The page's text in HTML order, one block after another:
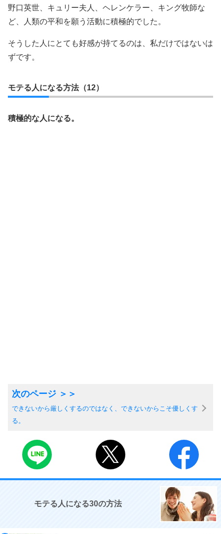
野口英世、キュリー夫人、ヘレンケラー、キング牧師な
ど、人類の平和を願う活動に積極的でした。
そうした人にとても好感が持てるのは、私だけではないは
ずです。
モテる人になる方法（12）
積極的な人になる。
できないから厳しくするのではなく、できないからこそ優しくす
る。
モテる人になる30の方法